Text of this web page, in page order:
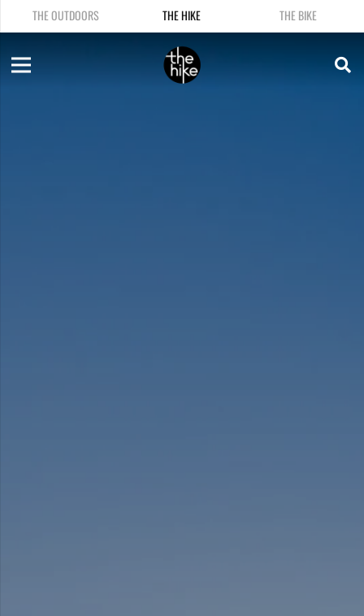
THE OUTDOORS THE HIKE THE BIKE